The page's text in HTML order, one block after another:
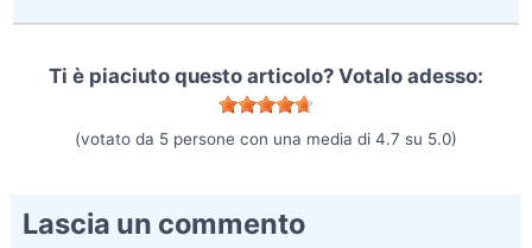
Ti è piaciuto questo articolo? Votalo adesso:
(votato da 5 persone con una media di 4.7 su 5.0)
Lascia un commento